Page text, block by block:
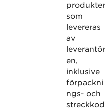
produkter
som
levereras
av
leverantör
en,
inklusive
förpackni
ngs- och
streckkod